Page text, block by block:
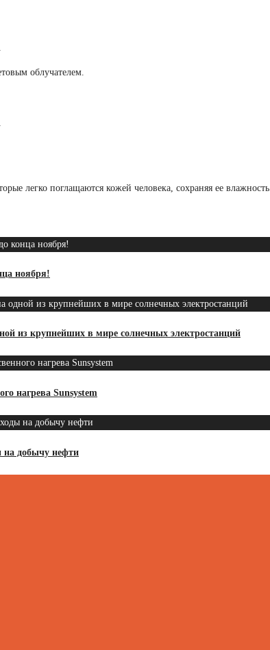
облучателем.
легко поглащаются кожей человека, сохраняя ее влажность.
ноября!
из крупнейших в мире солнечных электростанций
нагрева Sunsystem
на добычу нефти